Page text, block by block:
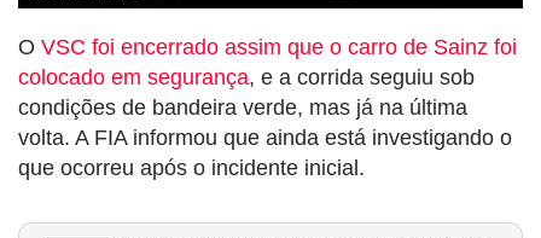
O VSC foi encerrado assim que o carro de Sainz foi
colocado em segurança, e a corrida seguiu sob
condições de bandeira verde, mas já na última
volta. A FIA informou que ainda está investigando o
que ocorreu após o incidente inicial.